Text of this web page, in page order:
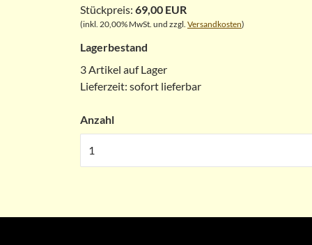
Stückpreis: 69,00 EUR
(inkl. 20,00% MwSt. und zzgl. Versandkosten)
Lagerbestand
3 Artikel auf Lager
Lieferzeit: sofort lieferbar
Anzahl